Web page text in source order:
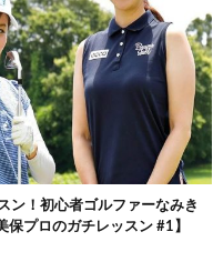
ン！初心者ゴルファーなみき
プロのガチレッスン #1】